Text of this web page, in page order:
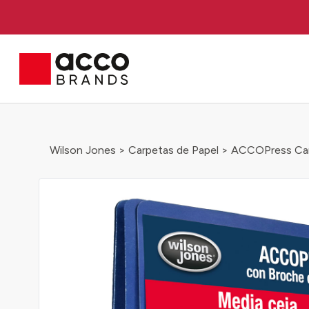
Wilson Jones > Carpetas de Papel > ACCOPress